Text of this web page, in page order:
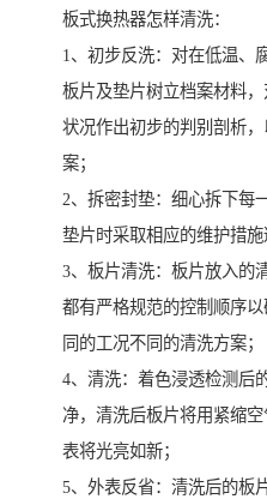
板式换热器怎样清洗：
1、初步反洗：对在低温、
板片及垫片树立档案材料
状况作出初步的判别剖析
案；
2、拆密封垫：细心拆下每
垫片时采取相应的维护措施
3、板片清洗：板片放入的
都有严格规范的控制顺序
同的工况不同的清洗方案；
4、清洗：着色浸透检测后
净，清洗后板片将用紧缩
表将光亮如新；
5、外表反省：清洗后的板